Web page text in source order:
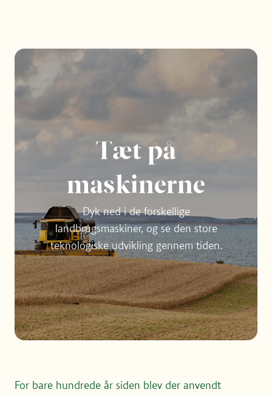
Tæt på
maskinerne
Dyk ned i de forskellige
landbrugsmaskiner, og se den store
teknologiske udvikling gennem tiden.
For bare hundrede år siden blev der anvendt